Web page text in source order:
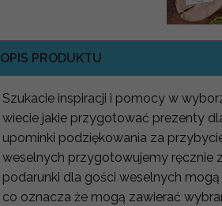
OPIS PRODUKTU
Szukacie inspiracji i pomocy w
wiecie jakie przygotować prezenty
upominki podziękowania za
weselnych przygotowujemy ręcznie
podarunki dla gości weselnych
co oznacza że mogą zawierać